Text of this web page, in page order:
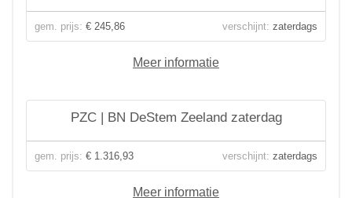
gem. prijs: € 245,86 verschijnt: zaterdags
Meer informatie
PZC | BN DeStem Zeeland zaterdag
gem. prijs: € 1.316,93 verschijnt: zaterdags
Meer informatie